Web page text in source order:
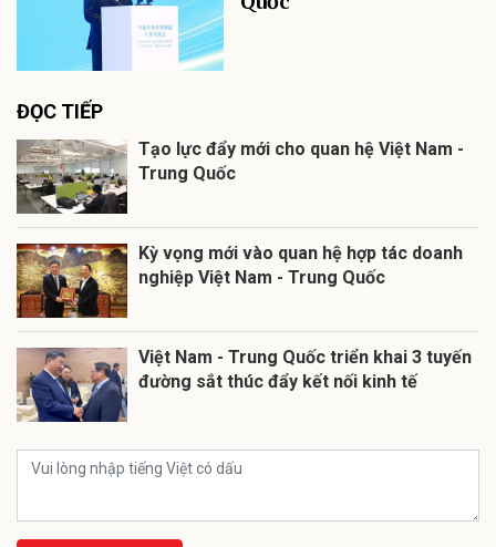
ĐỌC TIẾP
Tạo lực đẩy mới cho quan hệ Việt Nam -
Trung Quốc
Kỳ vọng mới vào quan hệ hợp tác doanh
nghiệp Việt Nam - Trung Quốc
Việt Nam - Trung Quốc triển khai 3 tuyến
đường sắt thúc đẩy kết nối kinh tế